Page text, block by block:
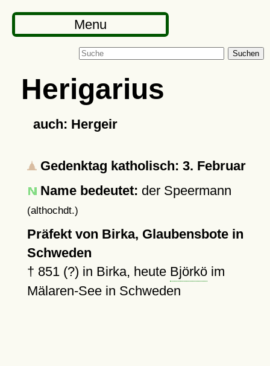
Menu
Suchen
Herigarius
auch: Hergeir
Gedenktag katholisch: 3. Februar
Name bedeutet: der Speermann
(althochdt.)
Präfekt von Birka, Glaubensbote in
Schweden
† 851 (?) in Birka, heute Björköim
Mälaren-See in Schweden